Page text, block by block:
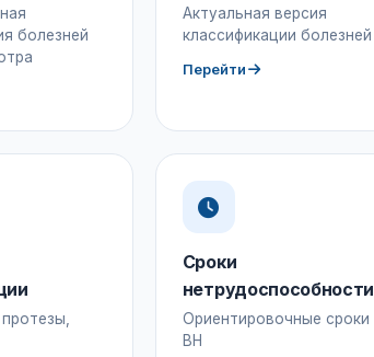
болезней
Актуальная версия
классификации болезней
Перейти
Сроки
нетрудоспособности
Ориентировочные сроки
ВН